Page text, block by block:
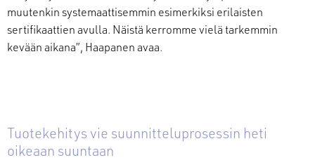
muutenkin systemaattisemmin esimerkiksi erilaisten
sertifikaattien avulla. Näistä kerromme vielä tarkemmin
kevään aikana”, Haapanen avaa.
Tuotekehitys vie suunnitteluprosessin heti
oikeaan suuntaan